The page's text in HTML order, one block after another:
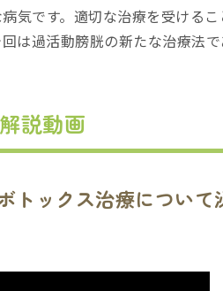
気です。適切な治療を受ける
は過活動膀胱の新たな治療法
説動画
トックス治療について